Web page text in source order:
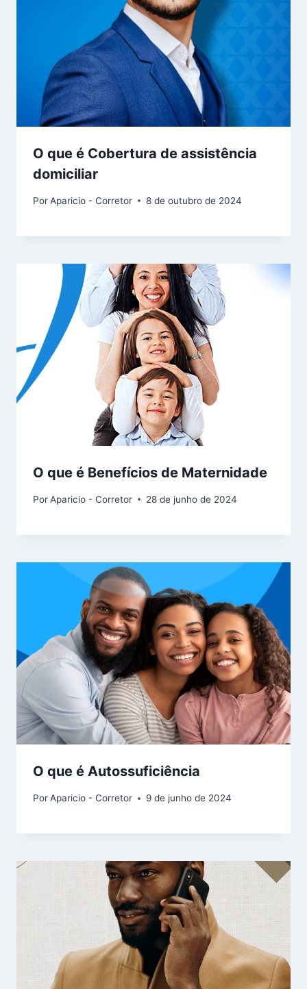
O que é Cobertura de assistência
domiciliar
PorAparicio - Corretor 8 de outubro de 2024
O que é Benefícios de Maternidade
PorAparicio - Corretor 28 de junho de 2024
O que é Autossuficiência
PorAparicio - Corretor 9 de junho de 2024